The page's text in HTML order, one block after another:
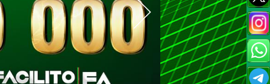
Como Jugar BingoReglas Generales